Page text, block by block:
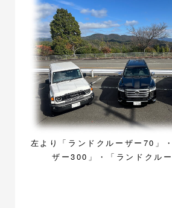
左より「ランドクルーザー70」
ザー300」・「ランドクル